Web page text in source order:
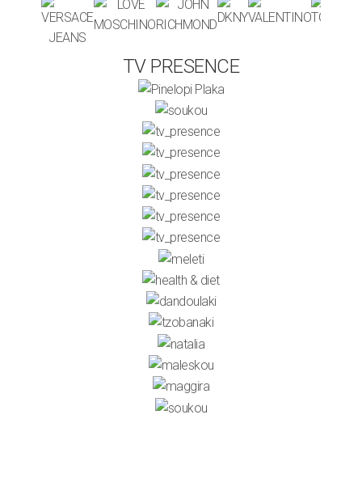
TV PRESENCE